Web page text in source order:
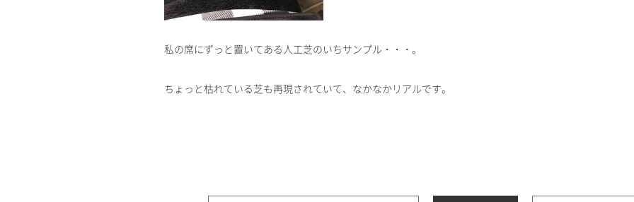
私の席にずっと置いてある人工芝のいちサンプル・・・。
ちょっと枯れている芝も再現されていて、なかなかリアルです。